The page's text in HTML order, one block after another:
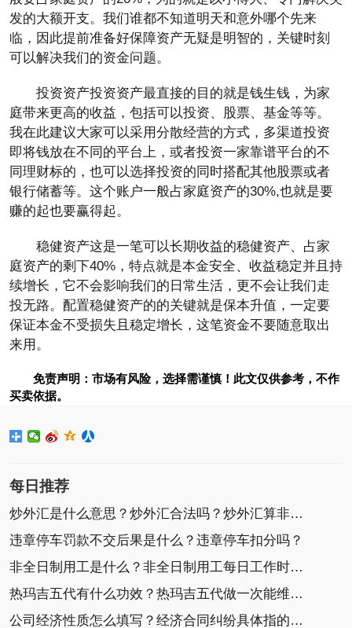
发的大额开支。我们谁都不知道明天和意外哪个先来
临，因此提前准备好保障资产无疑是明智的，关键时刻
可以解决我们的资金问题。
投资资产投资资产最直接的目的就是钱生钱，为家
庭带来更高的收益，包括可以投资、股票、基金等等。
我在此建议大家可以采用分散经营的方式，多渠道投资
即将钱放在不同的平台上，或者投资一家靠谱平台的不
同理财标的，也可以选择投资的同时搭配其他股票或者
银行储蓄等。这个账户一般占家庭资产的30%,也就是要
赚的起也要赢得起。
稳健资产这是一笔可以长期收益的稳健资产、占家
庭资产的剩下40%，特点就是本金安全、收益稳定并且持
续增长，它不会影响我们的日常生活，更不会让我们走
投无路。配置稳健资产的的关键就是保本升值，一定要
保证本金不受损失且稳定增长，这笔资金不要随意取出
来用。
免责声明：市场有风险，选择需谨慎！此文仅供参考，不作
买卖依据。
每日推荐
炒外汇是什么意思？炒外汇合法吗？炒外汇算非法集
违章停车罚款不交后果是什么？违章停车扣分吗？
非全日制用工是什么？非全日制用工每日工作时间不
热玛吉五代有什么功效？热玛吉五代做一次能维持多
公司经济性质怎么填写？经济合同纠纷具体指的是什